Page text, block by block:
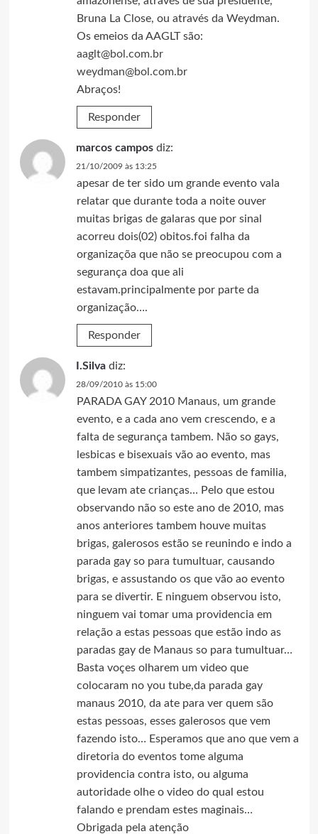
Bruna La Close, ou através da Weydman.
Os emeios da AAGLT são:
aaglt@bol.com.br
weydman@bol.com.br
Abraços!
Responder
marcos campos diz:
21/10/2009 às 13:25
apesar de ter sido um grande evento vala
relatar que durante toda a noite ouver
muitas brigas de galaras que por sinal
acorreu dois(02) obitos.foi falha da
organizaçõa que não se preocupou com a
segurança doa que ali
estavam.principalmente por parte da
organização….
Responder
I.Silva diz:
28/09/2010 às 15:00
PARADA GAY 2010 Manaus, um grande
evento, e a cada ano vem crescendo, e a
falta de segurança tambem. Não so gays,
lesbicas e bisexuais vão ao evento, mas
tambem simpatizantes, pessoas de familia,
que levam ate crianças… Pelo que estou
observando não so este ano de 2010, mas
anos anteriores tambem houve muitas
brigas, galerosos estão se reunindo e indo a
parada gay so para tumultuar, causando
brigas, e assustando os que vão ao evento
para se divertir. E ninguem observou isto,
ninguem vai tomar uma providencia em
relação a estas pessoas que estão indo as
paradas gay de Manaus so para tumultuar…
Basta voçes olharem um video que
colocaram no you tube,da parada gay
manaus 2010, da ate para ver quem são
estas pessoas, esses galerosos que vem
fazendo isto… Esperamos que ano que vem a
diretoria do eventos tome alguma
providencia contra isto, ou alguma
autoridade olhe o video do qual estou
falando e prendam estes maginais…
Obrigada pela atenção